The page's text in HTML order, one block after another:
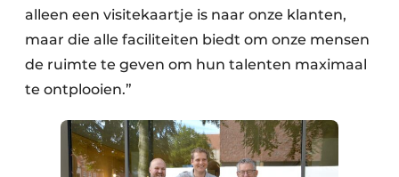
alleen een visitekaartje is naar onze klanten,
maar die alle faciliteiten biedt om onze mensen
de ruimte te geven om hun talenten maximaal
te ontplooien.”